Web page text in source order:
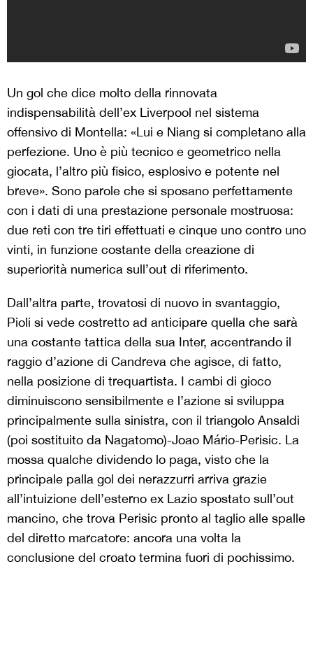
Un gol che dice molto della rinnovata
indispensabilità dell’ex Liverpool nel sistema
offensivo di Montella: «Lui e Niang si completano alla
perfezione. Uno è più tecnico e geometrico nella
giocata, l’altro più fisico, esplosivo e potente nel
breve». Sono parole che si sposano perfettamente
con i dati di una prestazione personale mostruosa:
due reti con tre tiri effettuati e cinque uno contro uno
vinti, in funzione costante della creazione di
superiorità numerica sull’out di riferimento.
Dall’altra parte, trovatosi di nuovo in svantaggio,
Pioli si vede costretto ad anticipare quella che sarà
una costante tattica della sua Inter, accentrando il
raggio d’azione di Candreva che agisce, di fatto,
nella posizione di trequartista. I cambi di gioco
diminuiscono sensibilmente e l’azione si sviluppa
principalmente sulla sinistra, con il triangolo Ansaldi
(poi sostituito da Nagatomo)-Joao Mário-Perisic. La
mossa qualche dividendo lo paga, visto che la
principale palla gol dei nerazzurri arriva grazie
all’intuizione dell’esterno ex Lazio spostato sull’out
mancino, che trova Perisic pronto al taglio alle spalle
del diretto marcatore: ancora una volta la
conclusione del croato termina fuori di pochissimo.